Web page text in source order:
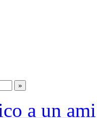
a un